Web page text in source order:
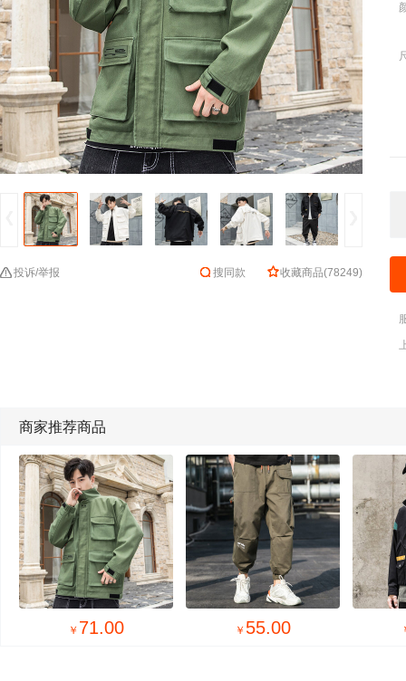
投诉/举报 搜同款 收藏商品(78249)
商家推荐商品
￥ 95.00 ￥ 38.00